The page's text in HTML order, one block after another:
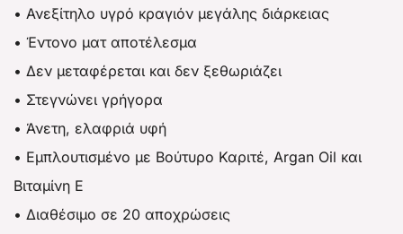
• Ανεξίτηλο υγρό κραγιόν μεγάλης διάρκειας
• Έντονο ματ αποτέλεσμα
• Δεν μεταφέρεται και δεν ξεθωριάζει
• Στεγνώνει γρήγορα
• Άνετη, ελαφριά υφή
• Εμπλουτισμένο με Βούτυρο Καριτέ, Argan Oil και
Βιταμίνη Ε
• Διαθέσιμο σε 20 αποχρώσεις